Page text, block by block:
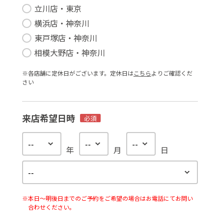
立川店・東京
横浜店・神奈川
東戸塚店・神奈川
相模大野店・神奈川
※各店舗に定休⽇がございます。定休⽇はこちらよりご確認くだ
さい
来店希望日時 必須
年 月 日
※本日〜明後日までのご予約をご希望の場合はお電話にてお問い
合わせください。